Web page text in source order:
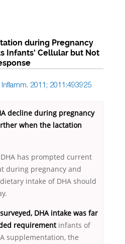
during Pregnancy
Infants’ Cellular but Not
2011; 2011:493925
decline during pregnancy
when the lactation
has prompted current
during pregnancy and
intake of DHA should
DHA intake was far
requirementinfants of
supplementation, the